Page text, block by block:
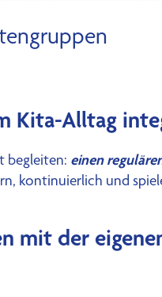
Kita-Alltag
begleiten: einen
kontinuierlich und
mit der